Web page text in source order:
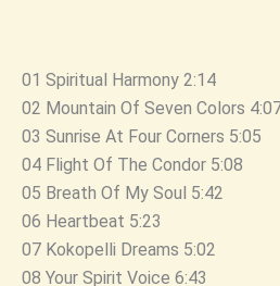
01 Spiritual Harmony 2:14
02 Mountain Of Seven Colors
03 Sunrise At Four Corners 5:05
04 Flight Of The Condor 5:08
05 Breath Of My Soul 5:42
06 Heartbeat 5:23
07 Kokopelli Dreams 5:02
08 Your Spirit Voice 6:43